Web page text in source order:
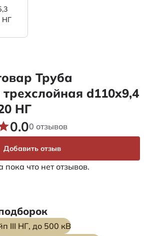
НГ
Труба
d110х9,4
НГ
что нет отзывов.
0.00 отзывов
Добавить отзыв
III НГ, до 500 кВ